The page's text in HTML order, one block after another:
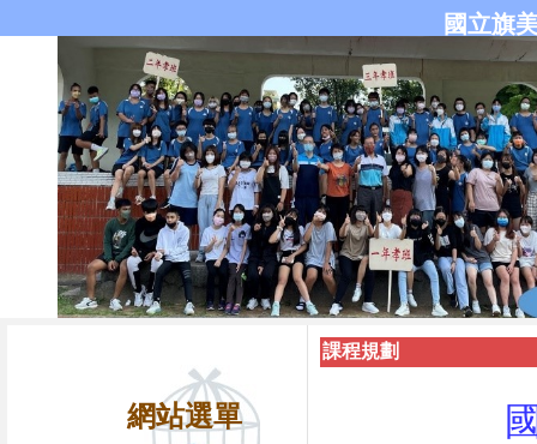
國立旗
網站選單
課程規劃